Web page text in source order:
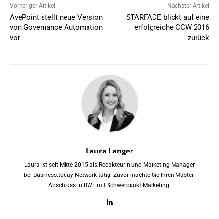
Vorheriger Artikel
AvePoint stellt neue Version
von Governance Automation
vor
Nächster Artikel
STARFACE blickt auf eine
erfolgreiche CCW 2016
zurück
Laura Langer
Laura ist seit Mitte 2015 als Redakteurin und Marketing Manager
bei Business.today Network tätig. Zuvor machte Sie Ihren Master-
Abschluss in BWL mit Schwerpunkt Marketing.